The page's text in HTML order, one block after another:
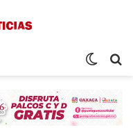
Switch